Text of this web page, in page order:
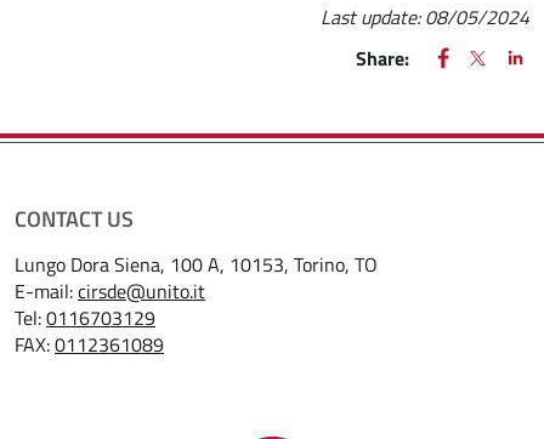
Last update:08/05/2024
Share:
FACEBOOK
(apre una
X
(apre
CONTACT US
Lungo Dora Siena, 100 A, 10153, Torino, TO
E-mail:cirsde@unito.it
Tel:0116703129
FAX:0112361089